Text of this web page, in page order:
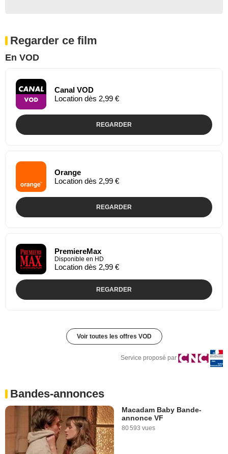
Regarder ce film
En VOD
Canal VOD
Location dès 2,99 €
REGARDER
Orange
Location dès 2,99 €
REGARDER
PremiereMax
Disponible en HD
Location dès 2,99 €
REGARDER
Voir toutes les offres VOD
Service proposé par
Bandes-annonces
Macadam Baby Bande-
annonce VF
80 593 vues